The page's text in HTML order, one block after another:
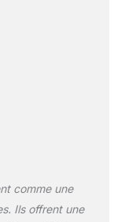
comme une
Ils offrent une